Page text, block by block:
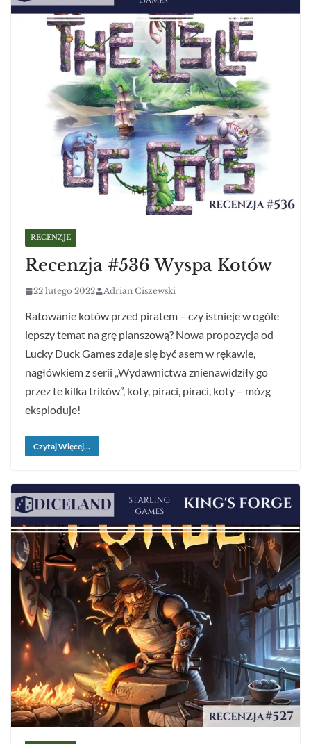
RECENZJE
Recenzja #536 Wyspa Kotów
22 lutego 2022 Adrian Ciszewski
Ratowanie kotów przed piratem – czy istnieje w ogóle
lepszy temat na grę planszową? Nowa propozycja od
Lucky Duck Games zdaje się być asem w rękawie,
nagłówkiem z serii „Wydawnictwa znienawidziły go
przez te kilka trików”, koty, piraci, piraci, koty – mózg
eksploduje!
Czytaj Więcej...